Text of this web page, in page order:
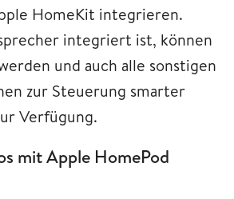
HomeKit integrieren.
integriert ist, können
und auch alle sonstigen
zur Steuerung smarter
Verfügung.
mit Apple HomePod